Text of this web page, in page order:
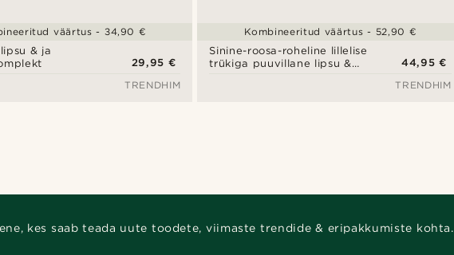
& ja
29,95 €
väärtus - 34,90 €
TRENDHIM
Sinine-roosa-roheline lillelise
trükiga puuvillane lipsu &
44,95 €
Kombineeritud väärtus - 52,90 €
TRENDHIM
kes saab teada uute toodete, viimaste trendide & eripakkumiste kohta.